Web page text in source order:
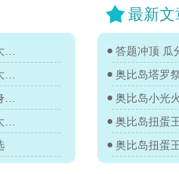
最新文
答题冲顶 瓜
奥比岛塔罗
奥比岛小光